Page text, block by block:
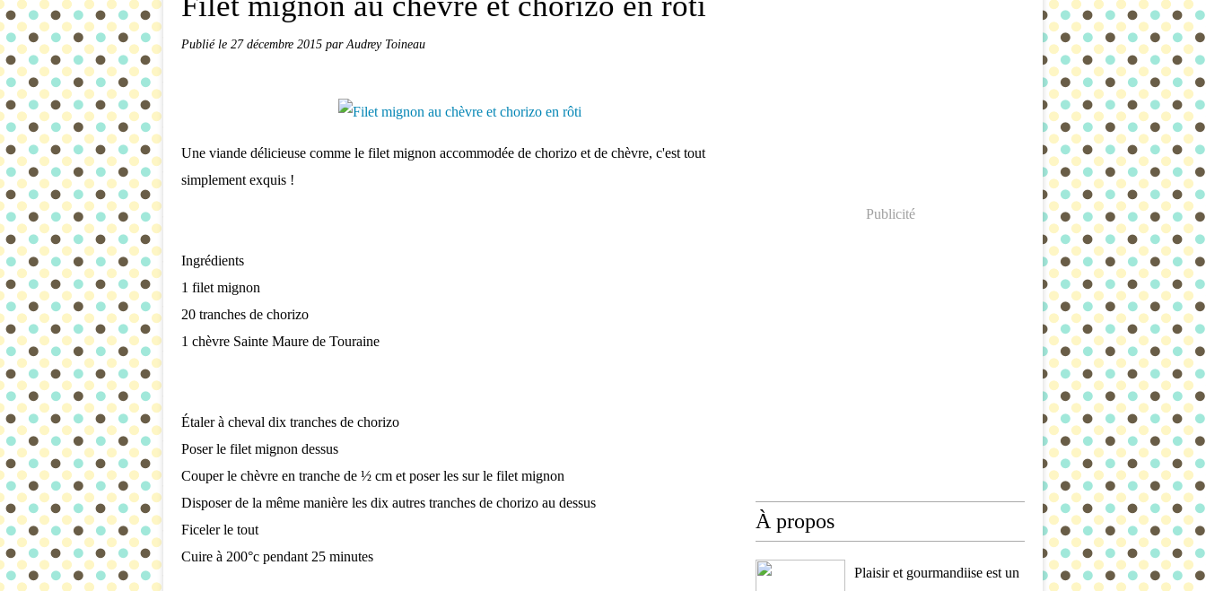
Publié le 27 décembre 2015 par Audrey Toineau
Une viande délicieuse comme le filet mignon accommodée de chorizo et de chèvre, c'est tout
simplement exquis !
Ingrédients
1 filet mignon
20 tranches de chorizo
1 chèvre Sainte Maure de Touraine
Étaler à cheval dix tranches de chorizo
Poser le filet mignon dessus
Couper le chèvre en tranche de ½ cm et poser les sur le filet mignon
Disposer de la même manière les dix autres tranches de chorizo au dessus
Ficeler le tout
Cuire à 200°c pendant 25 minutes
Publicité
À propos
Plaisir et gourmandiise est un